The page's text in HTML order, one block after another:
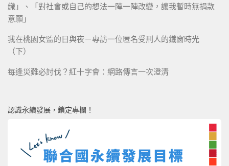
織」、「對社會或自己的想法一陣一陣改變，讓我暫時無捐款
意願」
我在桃園女監的日與夜－專訪一位匿名受刑人的鐵窗時光
（下）
每逢災難必討伐？紅十字會：網路傳言一次澄清
認識永續發展，鎖定專欄！